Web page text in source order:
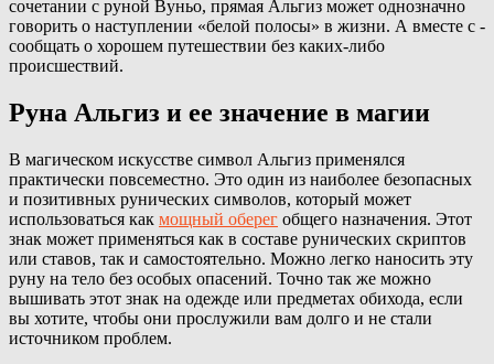
сочетании с руной Вуньо, прямая Альгиз может однозначно
говорить о наступлении «белой полосы» в жизни. А вместе с -
сообщать о хорошем путешествии без каких-либо
происшествий.
Руна Альгиз и ее значение в магии
В магическом искусстве символ Альгиз применялся
практически повсеместно. Это один из наиболее безопасных
и позитивных рунических символов, который может
использоваться как мощный оберег общего назначения. Этот
знак может применяться как в составе рунических скриптов
или ставов, так и самостоятельно. Можно легко наносить эту
руну на тело без особых опасений. Точно так же можно
вышивать этот знак на одежде или предметах обихода, если
вы хотите, чтобы они прослужили вам долго и не стали
источником проблем.